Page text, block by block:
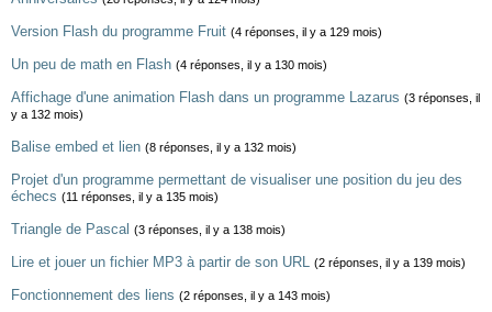
Version Flash du programme Fruit (4 réponses, il y a 129 mois)
Un peu de math en Flash (4 réponses, il y a 130 mois)
Affichage d'une animation Flash dans un programme Lazarus (3 réponses, il
y a 132 mois)
Balise embed et lien (8 réponses, il y a 132 mois)
Projet d'un programme permettant de visualiser une position du jeu des
échecs (11 réponses, il y a 135 mois)
Triangle de Pascal (3 réponses, il y a 138 mois)
Lire et jouer un fichier MP3 à partir de son URL (2 réponses, il y a 139 mois)
Fonctionnement des liens (2 réponses, il y a 143 mois)